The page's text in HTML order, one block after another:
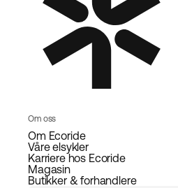
Om oss
Om Ecoride
Våre elsykler
Karriere hos Ecoride
Magasin
Butikker & forhandlere